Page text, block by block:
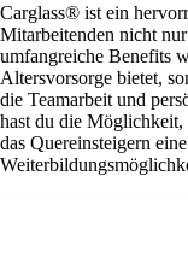
Carglass® ist ein
Mitarbeitenden nicht
umfangreiche Benefits
Altersvorsorge bietet,
die Teamarbeit und
hast du die
das Quereinsteigern